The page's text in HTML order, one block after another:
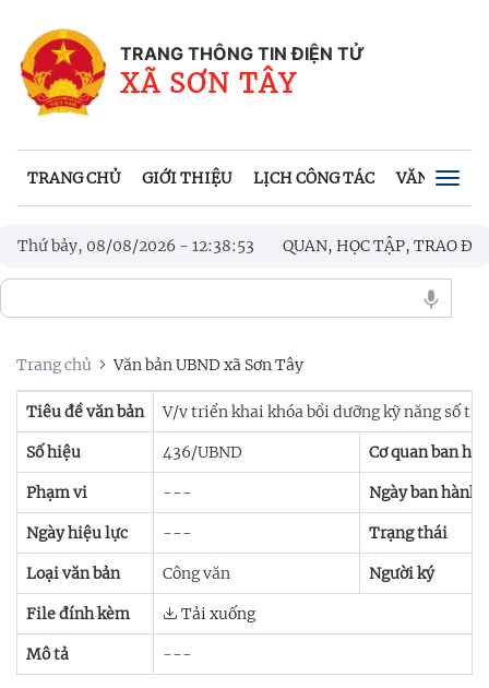
TRANG THÔNG TIN ĐIỆN TỬ
XÃ SƠN TÂY
TRANG CHỦ GIỚI THIỆU LỊCH CÔNG TÁC VĂN BẢN
Thứ bảy, 08/08/2026 - 12:38:54
CÔNG TÁC XÃ BA TƠ THAM QUAN, HỌC TẬP, TRAO ĐỔI
ANH HÙNG LIỆT SĨ
Trang chủ Văn bản UBND xã Sơn Tây
Tiêu đề văn bản V/v triển khai khóa bồi dưỡng kỹ năng số
Số hiệu 436/UBND Cơ quan ban
Phạm vi --- Ngày ban hành
Ngày hiệu lực --- Trạng thái
Loại văn bản Công văn Người ký
File đính kèm Tải xuống
Mô tả ---